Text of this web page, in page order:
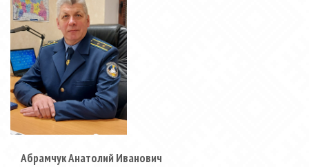
Абрамчук Анатолий Иванович